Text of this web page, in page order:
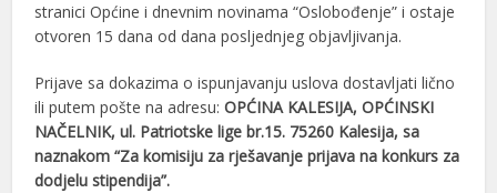
stranici Općine i dnevnim novinama “Oslobođenje” i ostaje
otvoren 15 dana od dana posljednjeg objavljivanja.
Prijave sa dokazima o ispunjavanju uslova dostavljati lično
ili putem pošte na adresu:OPĆINA KALESIJA, OPĆINSKI
NAČELNIK, ul. Patriotske lige br.15. 75260 Kalesija, sa
naznakom “Za komisiju za rješavanje prijava na konkurs za
dodjelu stipendija”.